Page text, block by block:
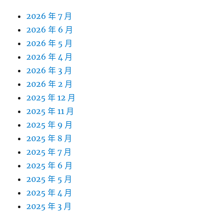
2026 年 7 月
2026 年 6 月
2026 年 5 月
2026 年 4 月
2026 年 3 月
2026 年 2 月
2025 年 12 月
2025 年 11 月
2025 年 9 月
2025 年 8 月
2025 年 7 月
2025 年 6 月
2025 年 5 月
2025 年 4 月
2025 年 3 月